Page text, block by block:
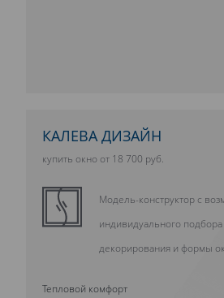
КАЛЕВА ДИЗАЙН
купить окно от 18 700 руб.
Модель-конструктор с
индивидуального подбора
декорирования и формы
Тепловой комфорт